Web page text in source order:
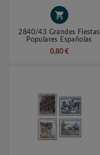

2840/43 Grandes Fiestas
Populares Españolas
0,80 €